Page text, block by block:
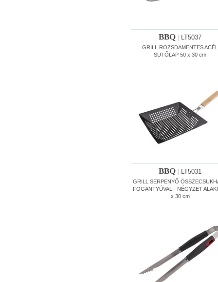
BBQ LT5037
GRILL ROZSDAMENTES ACÉL
SÜTŐLAP 50 x 30 cm
BBQ LT5031
GRILL SERPENYŐ
FOGANTYÚVAL - NÉGYZET
x 30 cm